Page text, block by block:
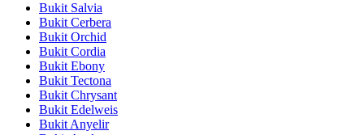
Bukit Salvia
Bukit Cerbera
Bukit Orchid
Bukit Cordia
Bukit Ebony
Bukit Tectona
Bukit Chrysant
Bukit Edelweis
Bukit Anyelir